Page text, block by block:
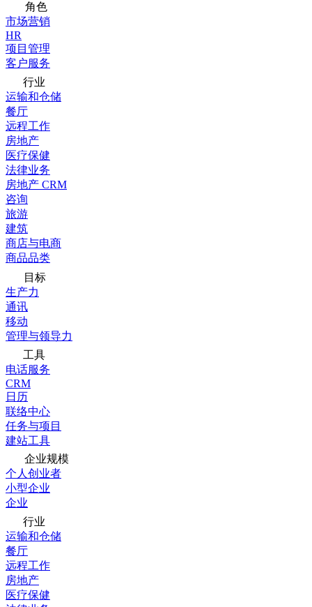
角色
市场营销
HR
项目管理
客户服务
行业
运输和仓储
餐厅
远程工作
房地产
医疗保健
法律业务
房地产 CRM
咨询
旅游
建筑
商店与电商
商品品类
目标
生产力
通讯
移动
管理与领导力
工具
电话服务
CRM
日历
联络中心
任务与项目
建站工具
企业规模
个人创业者
小型企业
企业
行业
运输和仓储
餐厅
远程工作
房地产
医疗保健